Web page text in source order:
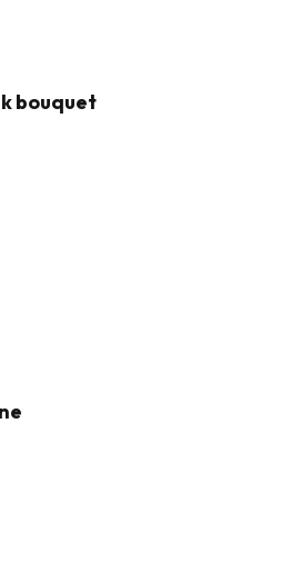
bouquet